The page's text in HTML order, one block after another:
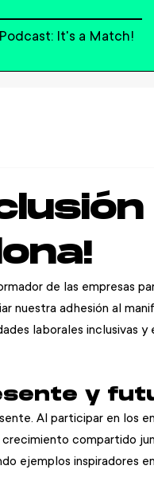
Podcast: It's a Match!
de las empresas
nuestra adhesión al
laborales inclusivas y
y
Al participar en los
crecimiento compartido
ejemplos inspiradores